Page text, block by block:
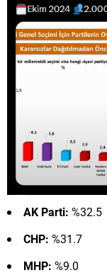
AK Parti: %32.5
CHP: %31.7
MHP: %9.0